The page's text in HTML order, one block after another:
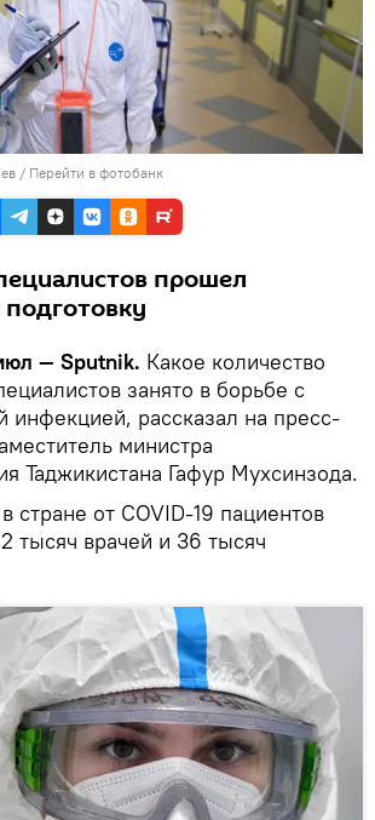
/ Перейти в фотобанк
прошел
— Sputnik. Какое количество
занято в борьбе с
инфекцией, рассказал на пресс-
министра
Таджикистана Гафур Мухсинзода.
стране от COVID-19 пациентов
тысяч врачей и 36 тысяч